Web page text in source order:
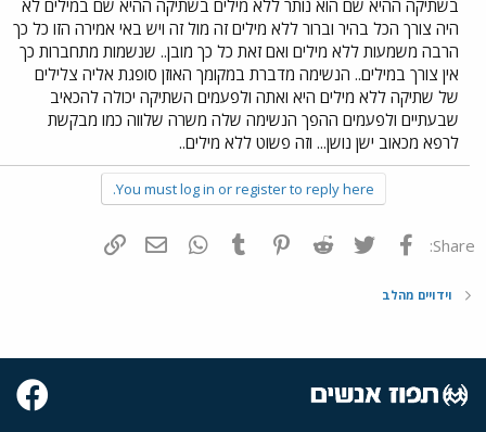
בשתיקה ההיא שם הוא נותר ללא מילים בשתיקה ההיא שם במילים לא
היה צורך הכל בהיר וברור ללא מילים זה מול זה ויש באי אמירה הזו כל כך
הרבה משמעות ללא מילים ואם זאת כל כך מובן.. שנשמות מתחברות כך
אין צורך במילים.. הנשימה מדברת במקומך האוזן סופגת אליה צלילים
של שתיקה ללא מילים היא ואתה ולפעמים השתיקה יכולה להכאיב
שבעתיים ולפעמים ההפך הנשימה שלה משרה שלווה כמו מבקשת
לרפא מכאוב ישן נושן... וזה פשוט ללא מילים..
You must log in or register to reply here.
Share: פייסבוק Twitter
Reddit
Pinterest
Tumblr
WhatsAppדואר אלקטרוני
וידויים מהלב